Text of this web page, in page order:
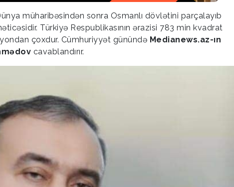
müharibəsindən sonra Osmanlı dövlətini parçalayıb
Türkiyə Respublikasının ərazisi 783 min kvadrat
çoxdur. Cümhuriyyət günündə Medianews.az-ın
cavablandırır.